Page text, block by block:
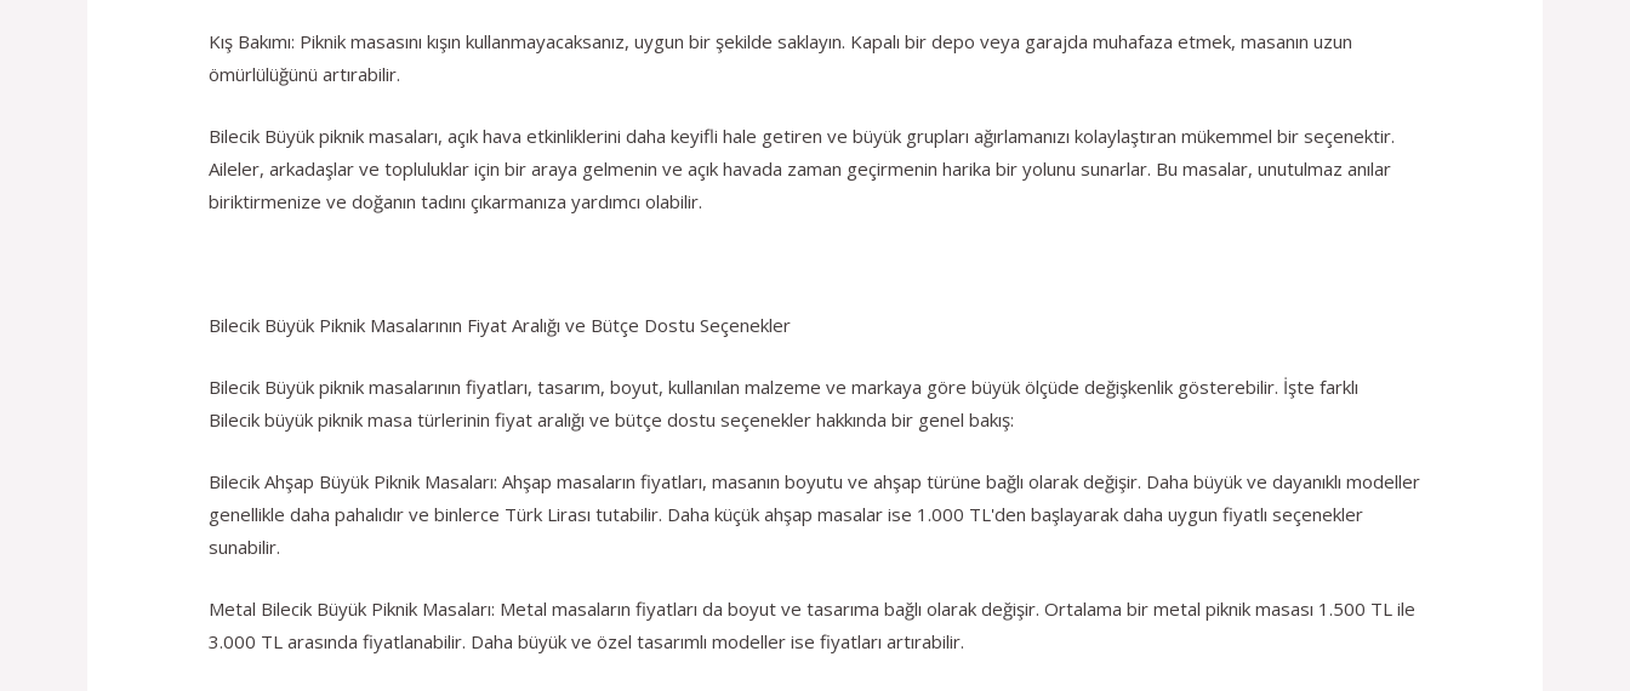
Kış Bakımı: Piknik masasını kışın kullanmayacaksanız, uygun bir şekilde saklayın. Kapalı bir depo veya garajda muhafaza etmek, masanın uzun
ömürlülüğünü artırabilir.
Bilecik Büyük piknik masaları, açık hava etkinliklerini daha keyifli hale getiren ve büyük grupları ağırlamanızı kolaylaştıran mükemmel bir seçenektir.
Aileler, arkadaşlar ve topluluklar için bir araya gelmenin ve açık havada zaman geçirmenin harika bir yolunu sunarlar. Bu masalar, unutulmaz anılar
biriktirmenize ve doğanın tadını çıkarmanıza yardımcı olabilir.
Bilecik Büyük Piknik Masalarının Fiyat Aralığı ve Bütçe Dostu Seçenekler
Bilecik Büyük piknik masalarının fiyatları, tasarım, boyut, kullanılan malzeme ve markaya göre büyük ölçüde değişkenlik gösterebilir. İşte farklı
Bilecik büyük piknik masa türlerinin fiyat aralığı ve bütçe dostu seçenekler hakkında bir genel bakış:
Bilecik Ahşap Büyük Piknik Masaları: Ahşap masaların fiyatları, masanın boyutu ve ahşap türüne bağlı olarak değişir. Daha büyük ve dayanıklı modeller
genellikle daha pahalıdır ve binlerce Türk Lirası tutabilir. Daha küçük ahşap masalar ise 1.000 TL'den başlayarak daha uygun fiyatlı seçenekler
sunabilir.
Metal Bilecik Büyük Piknik Masaları: Metal masaların fiyatları da boyut ve tasarıma bağlı olarak değişir. Ortalama bir metal piknik masası 1.500 TL ile
3.000 TL arasında fiyatlanabilir. Daha büyük ve özel tasarımlı modeller ise fiyatları artırabilir.